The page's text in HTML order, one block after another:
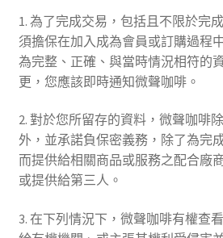
1. 為了完成交易，包括且不限於完
須擔保在加入成為會員或訂購過程
為完整、正確、與當時情況相符的
更，您應該即時通知微聲咖啡。
2. 對於您所留存的資料，微聲咖啡
外，並承諾負保密義務，除了為完
而提供給相關商品或服務之配合廠
或提供給第三人。
3. 在下列情況下，微聲咖啡有權查